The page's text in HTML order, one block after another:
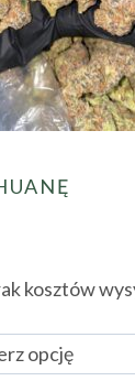
kosztów